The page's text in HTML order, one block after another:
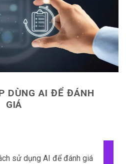
DÙNG AI ĐỂ ĐÁNH
GIÁ
sử dụng AI để đánh giá